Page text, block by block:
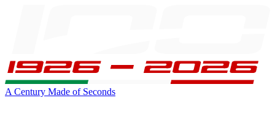
A Century Made of Seconds